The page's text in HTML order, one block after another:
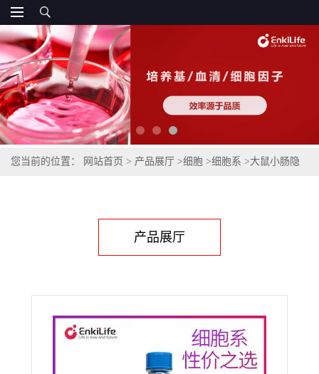
您当前的位置： 网站首页 > 产品展厅 >细胞 >细胞系 >大鼠小肠隐
产品展厅